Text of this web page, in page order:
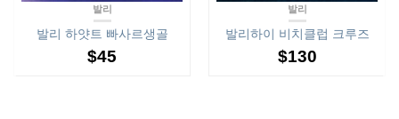
발리
발리 하얏트 빠사르생골
$45
발리
발리하이 비치클럽 크루즈
$130